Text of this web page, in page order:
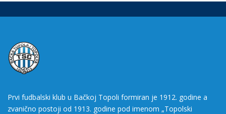
Prvi fudbalski klub u Bačkoj Topoli formiran je 1912. godine a
zvanično postoji od 1913. godine pod imenom „Topolski